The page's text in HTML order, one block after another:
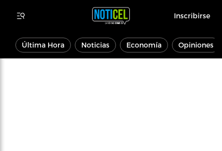
Inscribirse
Última Hora Noticias Economía Opiniones